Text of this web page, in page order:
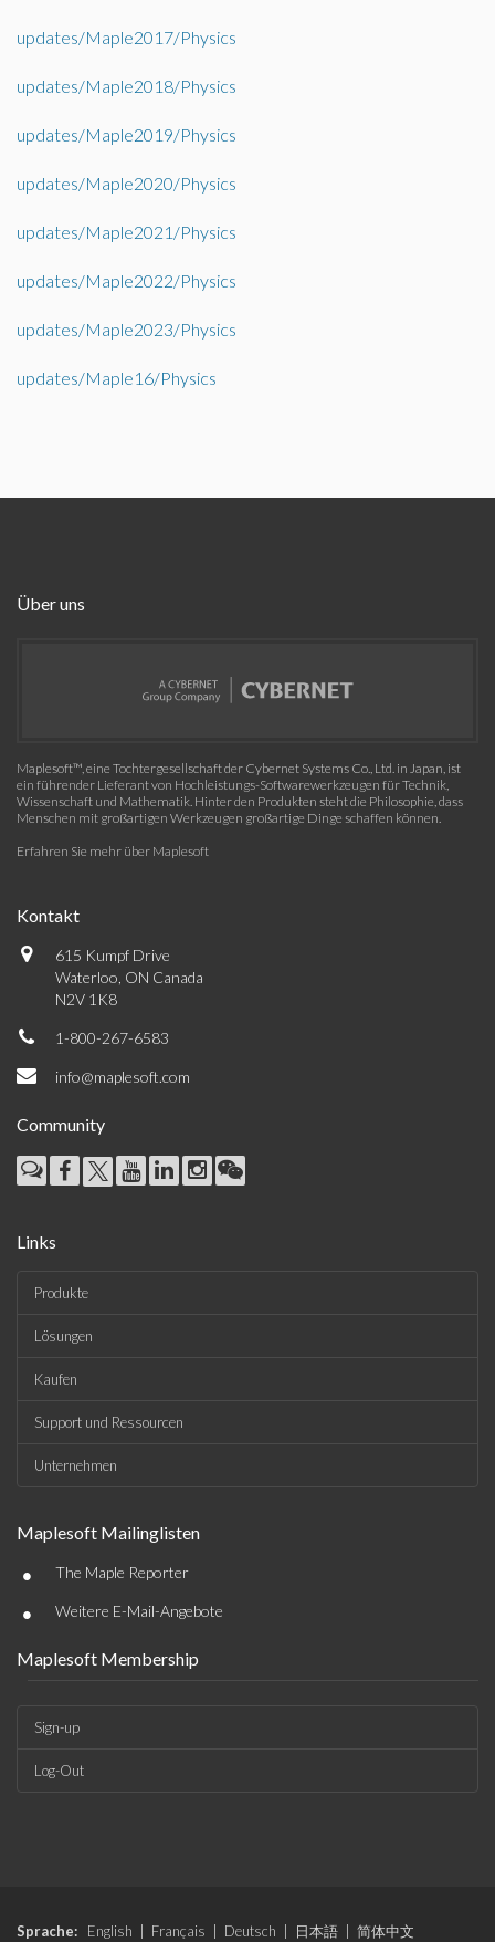
updates/Maple2017/Physics
updates/Maple2018/Physics
updates/Maple2019/Physics
updates/Maple2020/Physics
updates/Maple2021/Physics
updates/Maple2022/Physics
updates/Maple2023/Physics
updates/Maple16/Physics
Über uns
Maplesoft™, eine Tochtergesellschaft der Cybernet Systems Co., Ltd. in Japan, ist
ein führender Lieferant von Hochleistungs-Softwarewerkzeugen für Technik,
Wissenschaft und Mathematik. Hinter den Produkten steht die Philosophie, dass
Menschen mit großartigen Werkzeugen großartige Dinge schaffen können.
Erfahren Sie mehr über Maplesoft
Kontakt
615 Kumpf Drive
Waterloo, ON Canada
N2V 1K8
1-800-267-6583
info@maplesoft.com
Community
Links
Produkte
Lösungen
Kaufen
Support und Ressourcen
Unternehmen
Maplesoft Mailinglisten
• The Maple Reporter
• Weitere E-Mail-Angebote
Maplesoft Membership
Sign-up
Log-Out
Sprache: English Français Deutsch 日本語 简体中文